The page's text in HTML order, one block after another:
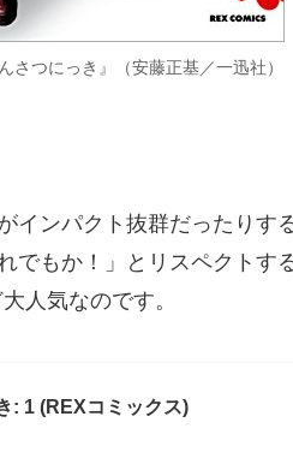
さつにっき』（安藤正基／一迅社）
インパクト抜群だったりす
でもか！」とリスペクトす
人気なのです。
: 1 (REXコミックス)